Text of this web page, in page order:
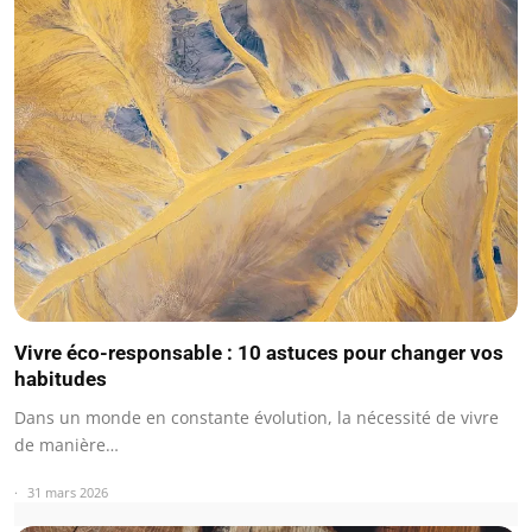
Vivre éco-responsable : 10 astuces pour changer vos
habitudes
Dans un monde en constante évolution, la nécessité de vivre
de manière…
31 mars 2026